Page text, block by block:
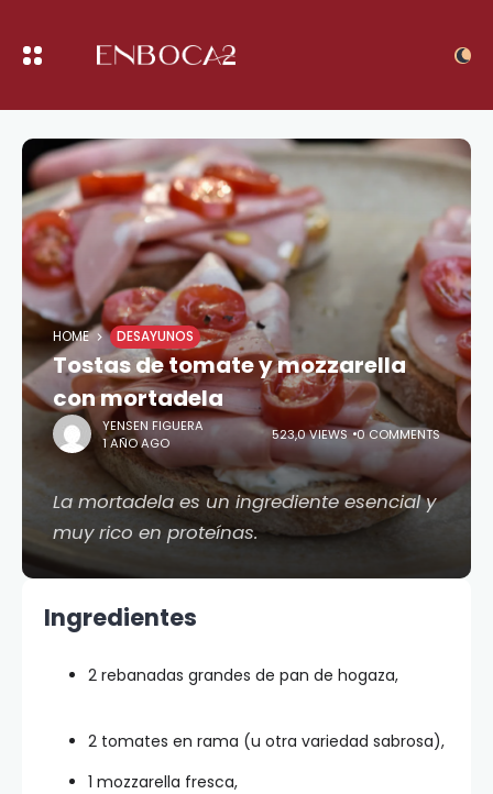
HOME DESAYUNOS
Tostas de tomate y mozzarella
con mortadela
YENSEN FIGUERA
1 AÑO AGO
523,0 VIEWS 0 COMMENTS
La mortadela es un ingrediente esencial y
muy rico en proteínas.
Ingredientes
2 rebanadas grandes de pan de hogaza,
2 tomates en rama (u otra variedad sabrosa),
1 mozzarella fresca,